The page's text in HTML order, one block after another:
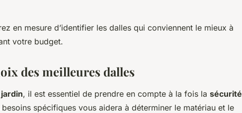
en mesure d’identifier les dalles qui conviennent le mieux à
votre budget.
des meilleures dalles
, il est essentiel de prendre en compte à la fois la sécurité
spécifiques vous aidera à déterminer le matériau et le